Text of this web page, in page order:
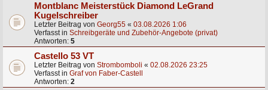
Montblanc Meisterstück Diamond LeGrand
Kugelschreiber
Letzter Beitrag von Georg55 « 03.08.2026 1:06
Verfasst in Schreibgeräte und Zubehör-Angebote (privat)
Antworten: 5
Castello 53 VT
Letzter Beitrag von Strombomboli « 02.08.2026 23:25
Verfasst in Graf von Faber-Castell
Antworten: 2